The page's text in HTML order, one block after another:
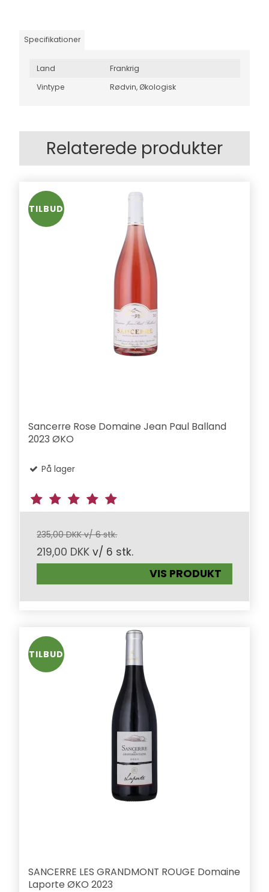
Specifikationer
Land
Frankrig
Vintype
Rødvin, Økologisk
Relaterede produkter
TILBUD
Sancerre Rose Domaine Jean Paul Balland
2023 ØKO
På lager
235,00 DKK v/ 6 stk.
219,00 DKK v/ 6 stk.
VIS PRODUKT
TILBUD
SANCERRE LES GRANDMONT ROUGE Domaine
Laporte ØKO 2023